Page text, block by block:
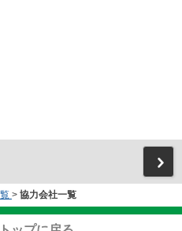
> 協力会社一覧